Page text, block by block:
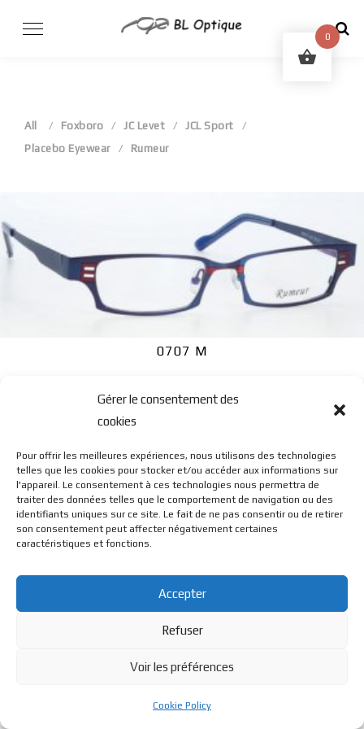
Gérer le consentement des
cookies
Pour offrir les meilleures expériences, nous utilisons des technologies
telles que les cookies pour stocker et/ou accéder aux informations sur
l'appareil. Le consentement à ces technologies nous permettra de
traiter des données telles que le comportement de navigation ou des
identifiants uniques sur ce site. Le fait de ne pas consentir ou de retirer
son consentement peut affecter négativement certaines
caractéristiques et fonctions.
Accepter
Refuser
Voir les préférences
Cookie Policy
All Foxboro JC Levet
JCL Sport
Placebo Eyewear
Rumeur
0707 M
© BL Optique - 22 Rue de la Cueille - 39170 Lavans Les St
Claude - 2023 - Tous droits réservés
0